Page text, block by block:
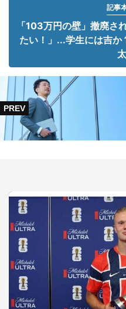
記事
「103万円の壁」撤廃さ
たい！」...学生には吉か